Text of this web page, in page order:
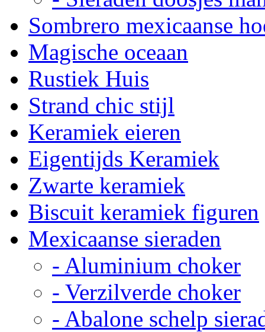
Sombrero mexicaanse
Magische oceaan
Rustiek Huis
Strand chic stijl
Keramiek eieren
Eigentijds Keramiek
Zwarte keramiek
Biscuit keramiek figuren
Mexicaanse sieraden
- Aluminium choker
- Verzilverde choker
- Abalone schelp